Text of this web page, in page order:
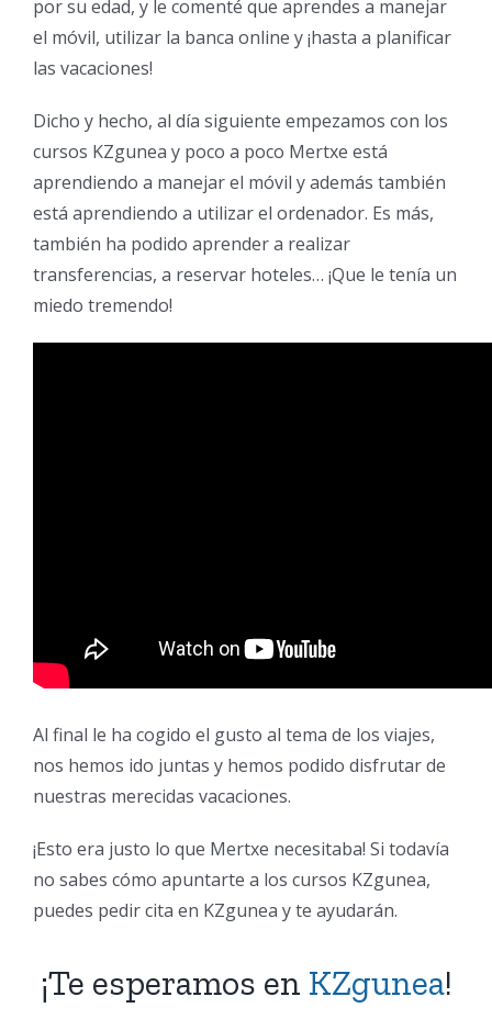
por su edad, y le comenté que aprendes a manejar
el móvil, utilizar la banca online y ¡hasta a planificar
las vacaciones!
Dicho y hecho, al día siguiente empezamos con los
cursos KZgunea y poco a poco Mertxe está
aprendiendo a manejar el móvil y además también
está aprendiendo a utilizar el ordenador. Es más,
también ha podido aprender a realizar
transferencias, a reservar hoteles… ¡Que le tenía un
miedo tremendo!
Al final le ha cogido el gusto al tema de los viajes,
nos hemos ido juntas y hemos podido disfrutar de
nuestras merecidas vacaciones.
¡Esto era justo lo que Mertxe necesitaba! Si todavía
no sabes cómo apuntarte a los cursos KZgunea,
puedes pedir cita en KZgunea y te ayudarán.
¡Te esperamos en KZgunea!